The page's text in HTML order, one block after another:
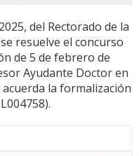
del Rectorado de la
resuelve el concurso
de 5 de febrero de
Ayudante Doctor en
la formalización